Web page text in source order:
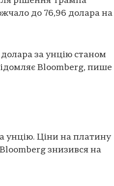
до 76,96 долара на
долара за унцію станом
Bloomberg, пише
унцію. Ціни на платину
знизився на